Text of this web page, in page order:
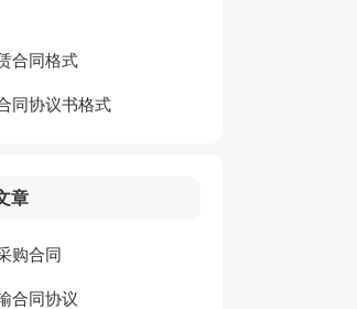
合同格式
同协议书格式
章
购合同
合同协议